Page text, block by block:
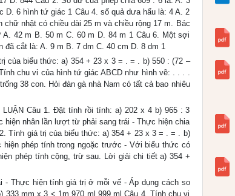
6 hình tứ giác 1 Câu 4. số quả dưa hấu là: 4 A. 2
nhật có chiều dài 25 m và chiều rộng 17 m. Bác
A. 42 m B. 50 m C. 60 m D. 84 m 1 Câu 6. Một sợi
đã cắt là: A. 9 m B. 7 dm C. 40 cm D. 8 dm 1
của biểu thức: a) 354 + 23 x 3 = . = . b) 550 : (72 –
chu vi của hình tứ giác ABCD như hình vẽ: . . . .
38 con. Hỏi đàn gà nhà Nam có tất cả bao nhiêu
Câu 1. Đặt tính rồi tính: a) 202 x 4 b) 965 : 3
nhân lần lượt từ phải sang trái - Thực hiện chia
Tính giá trị của biểu thức: a) 354 + 23 x 3 = . = . b)
phép tính trong ngoặc trước - Với biểu thức có
phép tính cộng, trừ sau. Lời giải chi tiết a) 354 +
- Thực hiện tính giá trị ở mỗi vế - Áp dụng cách so
mm x 3 < 1m 970 ml 999 ml Câu 4. Tính chu vi